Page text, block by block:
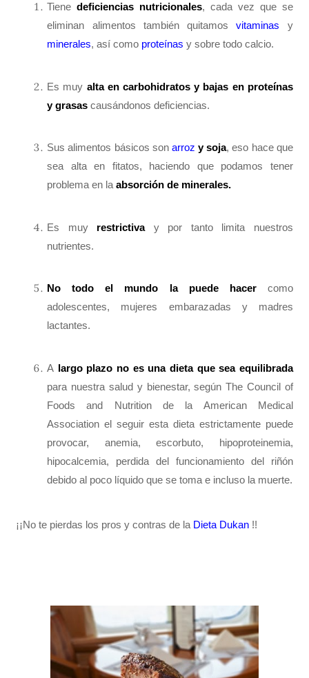
Tienedeficiencias nutricionales, cada vez que se
eliminan alimentos también quitamosvitaminas y
minerales, así como proteínas y sobre todo calcio.
Es muy alta en carbohidratos y bajas en proteínas
y grasas causándonos deficiencias.
Sus alimentos básicos son arroz y soja, eso hace que
sea alta en fitatos, haciendo que podamos tener
problema en laabsorción de minerales.
Es muy restrictiva y por tanto limita nuestros
nutrientes.
No todo el mundo la puede hacercomo
adolescentes, mujeres embarazadas y madres
lactantes.
A largo plazo no es una dieta que sea equilibrada
para nuestra salud y bienestar, según The Council of
Foods and Nutrition de la American Medical
Association el seguir esta dieta estrictamente puede
provocar, anemia, escorbuto, hipoproteinemia,
hipocalcemia, perdida del funcionamiento del riñón
debido al poco líquido que se toma e incluso la muerte.
¡¡No te pierdas los pros y contras de la Dieta Dukan !!